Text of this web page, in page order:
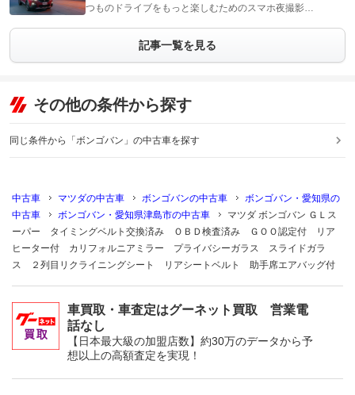
つものドライブをもっと楽しむためのスマホ夜撮影…
記事一覧を見る
その他の条件から探す
同じ条件から「ボンゴバン」の中古車を探す
中古車 マツダの中古車 ボンゴバンの中古車
ボンゴバン・愛知県の
中古車
ボンゴバン・愛知県津島市の中古車
マツダ ボンゴバン ＧＬス
ーパー タイミングベルト交換済み ＯＢＤ検査済み ＧＯＯ認定付 リア
ヒーター付 カリフォルニアミラー プライバシーガラス スライドガラ
ス ２列目リクライニングシート リアシートベルト 助手席エアバッグ付
車買取・車査定はグーネット買取 営業電
話なし
【日本最大級の加盟店数】約30万のデータから予
想以上の高額査定を実現！